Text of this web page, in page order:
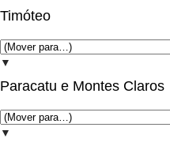
Timóteo
▼
Paracatu e Montes Claros
▼